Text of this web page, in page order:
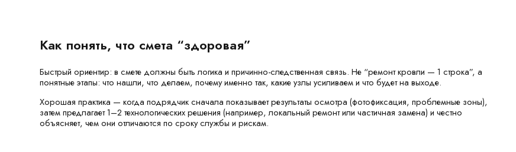
Как понять, что смета “здоровая”
Быстрый ориентир: в смете должны быть логика и причинно-следственная связь. Не “ремонт кровли — 1 строка”, а
понятные этапы: что нашли, что делаем, почему именно так, какие узлы усиливаем и что будет на выходе.
Хорошая практика — когда подрядчик сначала показывает результаты осмотра (фотофиксация, проблемные зоны),
затем предлагает 1–2 технологических решения (например, локальный ремонт или частичная замена) и честно
объясняет, чем они отличаются по сроку службы и рискам.